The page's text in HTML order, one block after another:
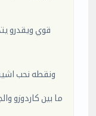
قوي ويقدرو
ما بين كاردوزو